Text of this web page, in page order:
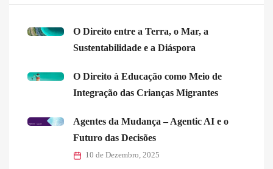
O Direito entre a Terra, o Mar, a
Sustentabilidade e a Diáspora
O Direito à Educação como Meio de
Integração das Crianças Migrantes
Agentes da Mudança – Agentic AI e o
Futuro das Decisões
10 de Dezembro, 2025